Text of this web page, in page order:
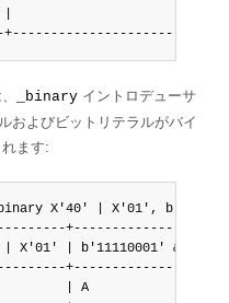
|                        65 |
+
_binary イントロデューサ
およびビットリテラルがバイ
ます:
_binary X'40' | X'01',
X'01' | b'11110001' &
| A